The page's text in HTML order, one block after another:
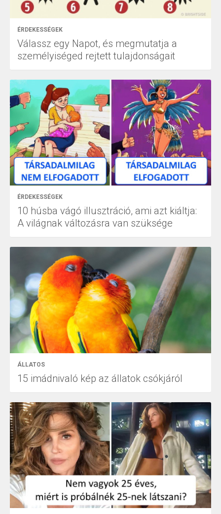
ÉRDEKESSÉGEK
Válassz egy Napot, és megmutatja a
személyiséged rejtett tulajdonságait
ÉRDEKESSÉGEK
10 húsba vágó illusztráció, ami azt kiáltja:
A világnak változásra van szüksége
ÁLLATOS
15 imádnivaló kép az állatok csókjáról